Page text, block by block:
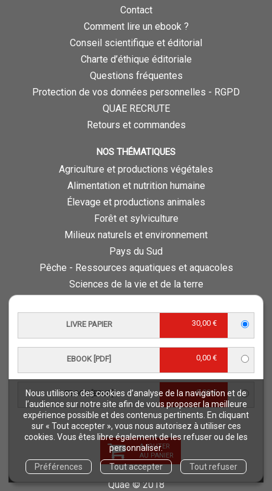
Nous utilisons des cookies d’analyse de la navigation et de
l’audience sur notre site afin de vous proposer la meilleure
expérience possible et des contenus pertinents. En cliquant
sur « Tout accepter », vous nous autorisez à utiliser ces
cookies. Vous êtes libre également de les refuser ou de les
personnaliser.
Préférences
Tout accepter Tout refuser
LIVRE PAPIER 30,00 €
EBOOK [PDF] 0,00 €
EBOOK [EPUB] 0,00 €
AJOUTER
AU PANIER
Contact
Comment lire un ebook ?
Conseil scientifique et éditorial
Charte d’éthique éditoriale
Questions fréquentes
Protection de vos données personnelles - RGPD
QUAE RECRUTE
Retours et commandes
NOS THÉMATIQUES
Agriculture et productions végétales
Alimentation et nutrition humaine
Élevage et productions animales
Forêt et sylviculture
Milieux naturels et environnement
Pays du Sud
Pêche - Ressources aquatiques et aquacoles
Sciences de la vie et de la terre
Sciences sociales, politiques, économiques
Vous êtes auteur
Vous êtes journaliste
Vous êtes libraire
Vous êtes bibliothécaire
Foreign rights
Procédure d'évaluation
NOTRE SITE
Quae © 2018